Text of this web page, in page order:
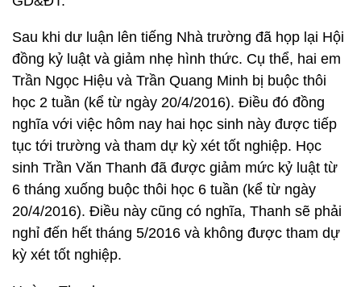
Sau khi dư luận lên tiếng Nhà trường đã họp lại Hội
đồng kỷ luật và giảm nhẹ hình thức. Cụ thể, hai em
Trần Ngọc Hiệu và Trần Quang Minh bị buộc thôi
học 2 tuần (kể từ ngày 20/4/2016). Điều đó đồng
nghĩa với việc hôm nay hai học sinh này được tiếp
tục tới trường và tham dự kỳ xét tốt nghiệp. Học
sinh Trần Văn Thanh đã được giảm mức kỷ luật từ
6 tháng xuống buộc thôi học 6 tuần (kể từ ngày
20/4/2016). Điều này cũng có nghĩa, Thanh sẽ phải
nghỉ đến hết tháng 5/2016 và không được tham dự
kỳ xét tốt nghiệp.